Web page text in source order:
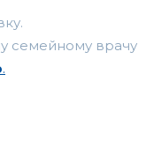
семейному врачу
.